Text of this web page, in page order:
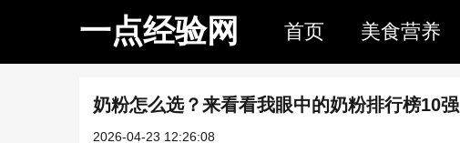
一点经验网 首页 美食营养
奶粉怎么选？来看看我眼中的奶粉排行榜10强
2026-04-23 12:26:08